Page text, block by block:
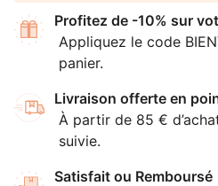
Profitez de -10% sur
Appliquez le code
panier.
Livraison offerte en
À partir de 85 €
suivie.
Satisfait ou Remboursé